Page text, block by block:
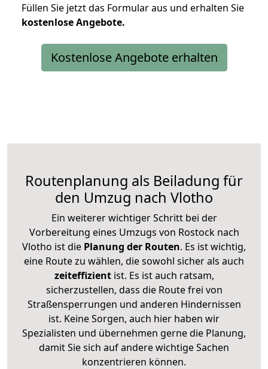
Füllen Sie jetzt das Formular aus und erhalten Sie
kostenloseAngebote.
Kostenlose Angebote erhalten
Routenplanung als Beiladung für
den Umzug nach Vlotho
Ein weiterer wichtiger Schritt bei der
Vorbereitung eines Umzugs von Rostock nach
Vlotho ist die Planung der Routen. Es ist wichtig,
eine Route zu wählen, die sowohl sicher als auch
zeiteffizientist. Es ist auch ratsam,
sicherzustellen, dass die Route frei von
Straßensperrungen und anderen Hindernissen
ist. Keine Sorgen, auch hier haben wir
Spezialisten und übernehmen gerne die Planung,
damit Sie sich auf andere wichtige Sachen
konzentrieren können.